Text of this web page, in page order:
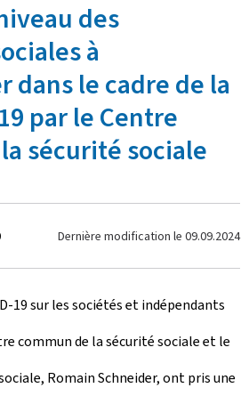
des
à
dans le cadre de la
par le Centre
sécurité sociale
Dernière modification le 09.09.2024
19 sur les sociétés et indépendants
commun de la sécurité sociale et le
Romain Schneider, ont pris une